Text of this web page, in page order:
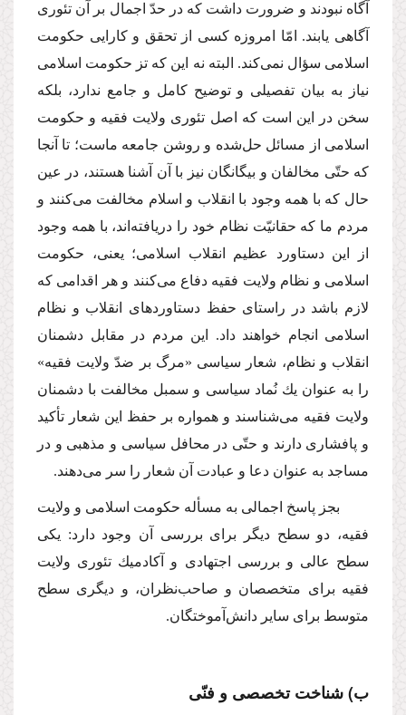
آگاه نبودند و ضرورت داشت كه در حدّ اجمال بر آن تئورى
آگاهى یابند. امّا امروزه كسى از تحقق و كارایى حكومت
اسلامى سؤال نمى‌كند. البته نه این كه تز حكومت اسلامى
نیاز به بیان تفصیلى و توضیح كامل و جامع ندارد، بلكه
سخن در این است كه اصل تئورى ولایت فقیه و حكومت
اسلامى از مسائل حل‌شده و روشن جامعه ماست؛ تا آنجا
كه حتّى مخالفان و بیگانگان نیز با آن آشنا هستند، در عین
حال كه با همه وجود با انقلاب و اسلام مخالفت مى‌كنند و
مردم ما كه حقانیّت نظام خود را دریافته‌اند، با همه وجود
از این دستاورد عظیم انقلاب اسلامى؛ یعنى، حكومت
اسلامى و نظام ولایت فقیه دفاع مى‌كنند و هر اقدامى كه
لازم باشد در راستاى حفظ دستاوردهاى انقلاب و نظام
اسلامى انجام خواهند داد. این مردم در مقابل دشمنان
انقلاب و نظام، شعار سیاسى «مرگ بر ضدّ ولایت فقیه»
را به عنوان یك نُماد سیاسى و سمبل مخالفت با دشمنان
ولایت فقیه مى‌شناسند و همواره بر حفظ این شعار تأكید
و پافشارى دارند و حتّى در محافل سیاسى و مذهبى و در
مساجد به عنوان دعا و عبادت آن شعار را سر مى‌دهند.
بجز پاسخ اجمالى به مسأله حكومت اسلامى و ولایت
فقیه، دو سطح دیگر براى بررسى آن وجود دارد: یكى
سطح عالى و بررسى اجتهادى و آكادمیك تئورى ولایت
فقیه براى متخصصان و صاحب‌نظران، و دیگرى سطح
متوسط براى سایر دانش‌آموختگان.
ب) شناخت تخصصى و فنّى